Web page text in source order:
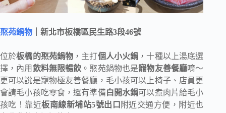
焣苑鍋物 ｜新北市板橋區民生路3段46號
位於板橋的焣苑鍋物 ，主打 個人小火鍋 ，十種以上湯底選
擇，內用 飲料無限暢飲 。焣苑鍋物也是寵物友善餐廳唷～
更可以說是寵物極友善餐廳，毛小孩可以上椅子、店員更
會請毛小孩吃零食，還有準備 白開水鍋可以煮肉片給毛小
孩吃！靠近板南線新埔站5號出口 附近交通方便，附近也